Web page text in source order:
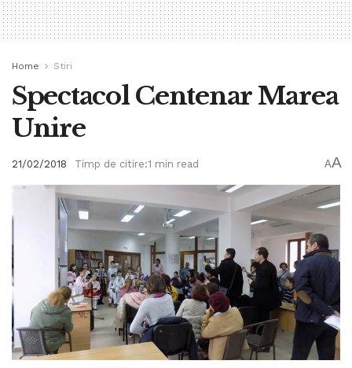
Home Stiri
Spectacol Centenar Marea
Unire
21/02/2018 Timp de citire:1 min read AA